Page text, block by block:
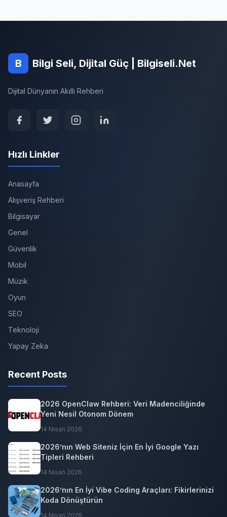
B Bilgi Seli, Dijital Güç | Bilgiseli.Net
Dijital Dünyanın Akıllı Rehberi
Hızlı Linkler
Anasayfa
Alışveriş Rehberi
Bilgisayar
Genel
Güvenlik
Mobil
Müzik
Oyun
SEO
Teknoloji
Yapay Zeka
Recent Posts
2026 OpenClaw Rehberi: Veri Madenciliğinde
Yeni Nesil Otonom Dönem
14 Nisan 2026
2026’nın Web Siteniz İçin En İyi Google Yazı
Tipleri Rehberi
14 Nisan 2026
2026’nın En İyi Vibe Coding Araçları: Fikirlerinizi
Koda Dönüştürün
14 Nisan 2026